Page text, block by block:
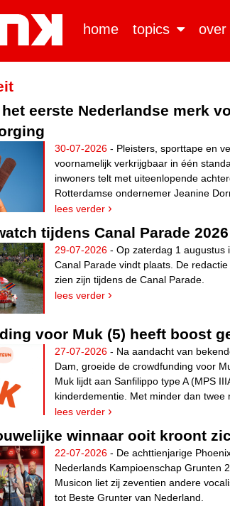
home topics over
eerste Nederlandse merk
30-07-2026 - Pleisters, sporttape en
voornamelijk verkrijgbaar in één
inwoners telt met uiteenlopende
Rotterdamse ondernemer Jeanine
lees verder
tijdens Canal Parade 2026
29-07-2026 - Op zaterdag 1 augustus
Canal Parade vindt plaats. De
zien zijn tijdens de Canal Parade.
lees verder
voor Muk (5) heeft boost
27-07-2026 - Na aandacht van
Dam, groeide de crowdfunding voor
Muk lijdt aan Sanfilippo type A (MPS
kinderdementie. Met minder dan twee
lees verder
winnaar ooit kroont
22-07-2026 - De achttienjarige
Nederlands Kampioenschap Grunten
Musicon liet zij zeventien andere
tot Beste Grunter van Nederland.